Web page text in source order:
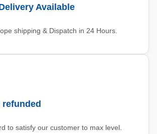
Available
shipping & Dispatch in 24 Hours.
to satisfy our customer to max level.